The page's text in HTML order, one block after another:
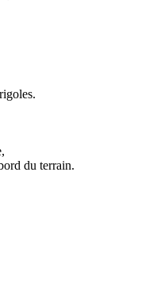
du terrain.